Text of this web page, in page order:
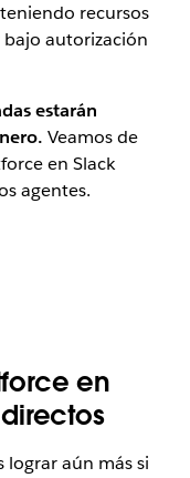
recursos
autorización
estarán
Veamos de
en Slack
agentes.
en
lograr aún más si